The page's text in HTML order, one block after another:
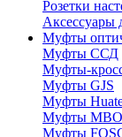
Розетки
Аксессуары
Муфты
Муфты ССД
Муфты-
Муфты GJS
Муфты
Муфты
Муфты